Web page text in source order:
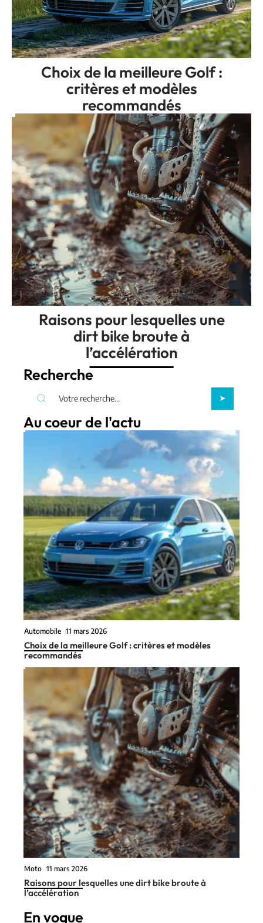
Choix de la meilleure Golf :
critères et modèles
recommandés
Raisons pour lesquelles une
dirt bike broute à
l’accélération
Recherche
Au coeur de l'actu
Automobile 11 mars 2026
Choix de la meilleure Golf : critères et modèles
recommandés
Moto 11 mars 2026
Raisons pour lesquelles une dirt bike broute à
l’accélération
En vogue